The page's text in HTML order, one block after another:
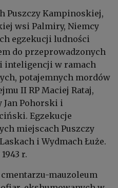
Puszczy Kampinoskiej,
wsi Palmiry, Niemcy
egzekucji ludności
do przeprowadzonych
inteligencji w ramach
potajemnych mordów
II RP Maciej Rataj,
Jan Pohorski i
Egzekucje
miejscach Puszczy
i Wydmach Łuże.
r.
mauzoleum